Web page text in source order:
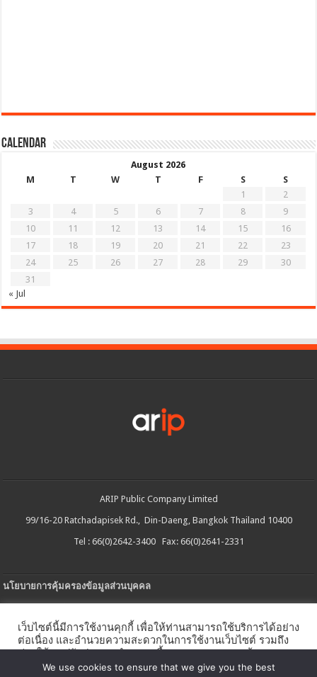
Calendar
August 2026
M
T W T F S
S
1
2
3
4 5 6 7 8
9
10
11 12 13 14 15
16
17
18 19 20 21 22
23
24
25 26 27 28 29
30
31
« Jul
ARIP Public Company Limited
99/16-20 Ratchadapisek Rd., Din-Daeng, Bangkok Thailand 10400
Tel : 66(0)2642-3400 Fax: 66(0)2641-2331
นโยบายการคุ้มครองข้อมูลส่วนบุคคล
นโยบายการใช้คกกี้
เว็บไซต์นี้มีการใช้งานคุกกี้ เพื่อให้ท่านสามารถใช้บริการได้อย่าง
ต่อเนื่อง และอำนวยความสะดวกในการใช้งานเว็บไซต์ รวมถึง
ช่วยให้เราปรับปรุงการนำเสนอเนื้อหาตรงตามความต้องการ
ของท่าน โดยสามารถศึกษารายละเอียดเพิ่มเติมได้ใน นโยบาย
We use cookies to ensure that we give you the best